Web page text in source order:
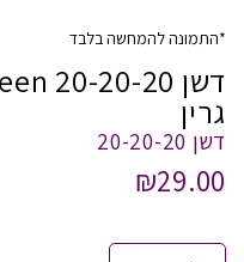
*התמונה להמחשה בלבד
גרין
דשן 20-20-20
₪29.00